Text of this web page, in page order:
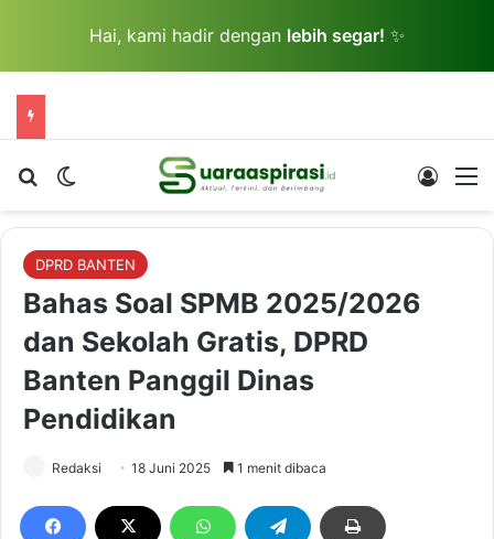
Hai, kami hadir dengan lebih segar! ✨
Cari berita...Switch skin Log In
DPRD BANTEN
Bahas Soal SPMB 2025/2026
dan Sekolah Gratis, DPRD
Banten Panggil Dinas
Pendidikan
Redaksi 18 Juni 2025 1 menit dibaca